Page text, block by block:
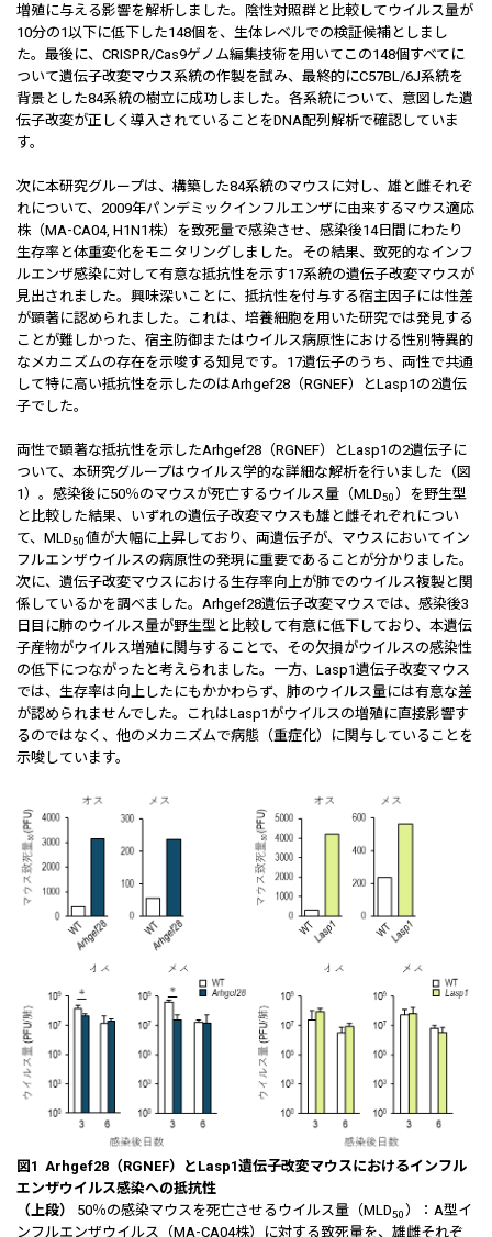
増殖に与える影響を解析しました。陰性対照群と比較してウイルス量が
10分の1以下に低下した148個を、生体レベルでの検証候補としまし
た。最後に、CRISPR/Cas9ゲノム編集技術を用いてこの148個すべてに
ついて遺伝子改変マウス系統の作製を試み、最終的にC57BL/6J系統を
背景とした84系統の樹立に成功しました。各系統について、意図した遺
伝子改変が正しく導入されていることをDNA配列解析で確認していま
す。
次に本研究グループは、構築した84系統のマウスに対し、雄と雌それぞ
れについて、2009年パンデミックインフルエンザに由来するマウス適応
株（MA-CA04, H1N1株）を致死量で感染させ、感染後14日間にわたり
生存率と体重変化をモニタリングしました。その結果、致死的なインフ
ルエンザ感染に対して有意な抵抗性を示す17系統の遺伝子改変マウスが
見出されました。興味深いことに、抵抗性を付与する宿主因子には性差
が顕著に認められました。これは、培養細胞を用いた研究では発見する
ことが難しかった、宿主防御またはウイルス病原性における性別特異的
なメカニズムの存在を示唆する知見です。17遺伝子のうち、両性で共通
して特に高い抵抗性を示したのはArhgef28（RGNEF）とLasp1の2遺伝
子でした。
両性で顕著な抵抗性を示したArhgef28（RGNEF）とLasp1の2遺伝子に
ついて、本研究グループはウイルス学的な詳細な解析を行いました（図
1）。感染後に50％のマウスが死亡するウイルス量（MLD50 ）を野生型
と比較した結果、いずれの遺伝子改変マウスも雄と雌それぞれについ
て、MLD50値が大幅に上昇しており、両遺伝子が、マウスにおいてイン
フルエンザウイルスの病原性の発現に重要であることが分かりました。
次に、遺伝子改変マウスにおける生存率向上が肺でのウイルス複製と関
係しているかを調べました。Arhgef28遺伝子改変マウスでは、感染後3
日目に肺のウイルス量が野生型と比較して有意に低下しており、本遺伝
子産物がウイルス増殖に関与することで、その欠損がウイルスの感染性
の低下につながったと考えられました。一方、Lasp1遺伝子改変マウス
では、生存率は向上したにもかかわらず、肺のウイルス量には有意な差
が認められませんでした。これはLasp1がウイルスの増殖に直接影響す
るのではなく、他のメカニズムで病態（重症化）に関与していることを
示唆しています。
図1 Arhgef28（RGNEF）とLasp1遺伝子改変マウスにおけるインフル
エンザウイルス感染への抵抗性
（上段）
50％の感染マウスを死亡させるウイルス量（MLD50 ）：A型イ
ンフルエンザウイルス（MA-CA04株）に対する致死量を、雄雌それぞ